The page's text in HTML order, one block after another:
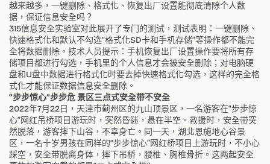
越来越多，一键删除、格式化、恢复出厂设置能彻底清除个人数
据，保证信息安全吗？
315信息安全实验室对此展开了专门的测试，测试表明：一键删除、
快速格式化和默认不勾选“格式化SD卡和手机存储”等操作都不能完
全将数据删除。技术人员提示：手机恢复出厂设置操作要将所有存
储项目都进行勾选，手机里的个人信息才会被安全删除；对电脑硬
盘和U盘中数据进行格式化时要去掉快速格式化勾选，这样的完全格
式化才能保证数据信息安全删除。
“步步惊心”步步危 景区三点式安全带不安全
2022年7月22日，天津市蓟州区的九山顶景区，一名游客在“步步惊
心”网红吊桥项目游玩时，突然昏迷，悬在半空。救援时，安全带突
然脱落，游客摔下山谷，不幸身亡。同一天，湖北恩施地心谷景
区，一名十岁男孩在同样的“步步惊心”网红桥项目上游玩时，不小心
踩空，安全带脱离身体，摔下吊桥，腰椎、胸椎骨折。这两起安全